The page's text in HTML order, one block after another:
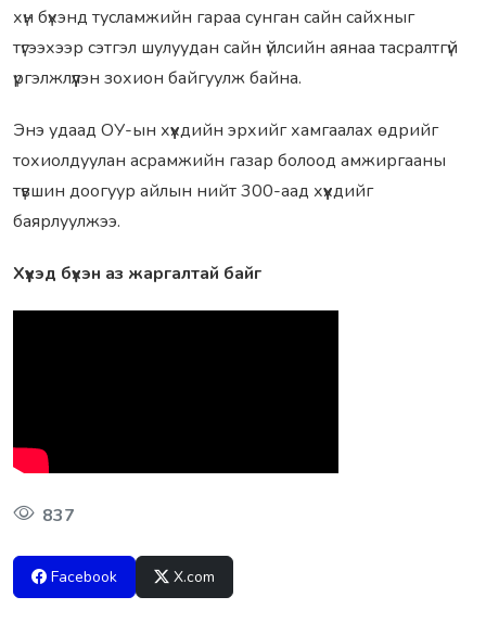
хүн бүхэнд тусламжийн гараа сунган сайн сайхныг
түгээхээр сэтгэл шулуудан сайн үйлсийн аянаа тасралтгүй
үргэлжлүүлэн зохион байгуулж байна.
Энэ удаад ОУ-ын хүүхдийн эрхийг хамгаалах өдрийг
тохиолдуулан асрамжийн газар болоод амжиргааны
түвшин доогуур айлын нийт 300-аад хүүхдийг
баярлуулжээ.
Хүүхэд бүхэн аз жаргалтай байг
837
Facebook X.com